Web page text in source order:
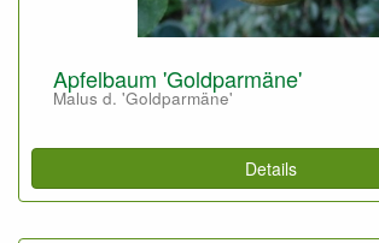
Apfelbaum 'Goldparmäne'
Malus d. 'Goldparmäne'
Details